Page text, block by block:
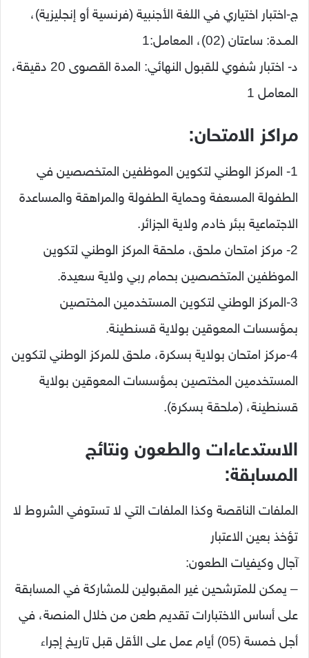
ج-اختبار اختياري في اللغة الأجنبية (فرنسية أو إنجليزية)،
المـدة: ساعتان (02)، المعامل:1
د- اختبار شفوي للقبول النهائي: المدة القصوى 20 دقيقة،
المعامل 1
مراكز الامتحان:
1- المركز الوطني لتكوين الموظفين المتخصصين في
الطفولة المسعفة وحماية الطفولة والمراهقة والمساعدة
الاجتماعية ببئر خادم ولاية الجزائر.
2- مركز امتحان ملحق، ملحقة المركز الوطني لتكوين
الموظفين المتخصصين بحمام ربي ولاية سعيدة.
3-المركز الوطني لتكوين المستخدمين المختصين
بمؤسسات المعوقين بولاية قسنطينة.
4-مركز امتحان بولاية بسكرة، ملحق للمركز الوطني لتكوين
المستخدمين المختصين بمؤسسات المعوقين بولاية
قسنطينة، (ملحقة بسكرة).
الاستدعاءات والطعون ونتائج
المسابقة:
الملفات الناقصة وكذا الملفات التي لا تستوفي الشروط لا
تؤخذ بعين الاعتبار
آجال وكيفيات الطعون:
– يمكن للمترشحين غير المقبولين للمشاركة في المسابقة
على أساس الاختبارات تقديم طعن من خلال المنصة، في
أجل خمسة (05) أيام عمل على الأقل قبل تاريخ إجراء